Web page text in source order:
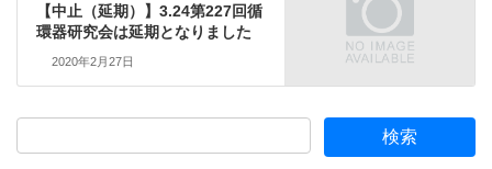
【中止（延期）】3.24第227回循
環器研究会は延期となりました
2020年2月27日